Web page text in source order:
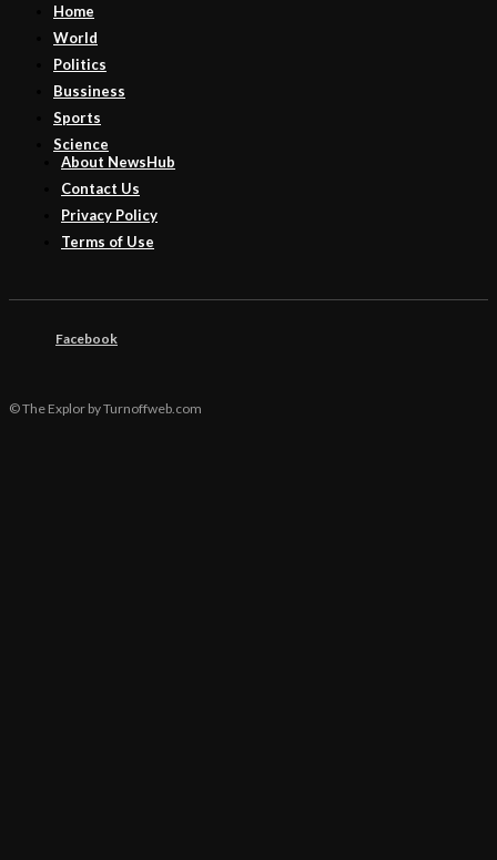
Home
World
Politics
Bussiness
Sports
Science
About NewsHub
Contact Us
Privacy Policy
Terms of Use
Facebook
© The Explor by Turnoffweb.com